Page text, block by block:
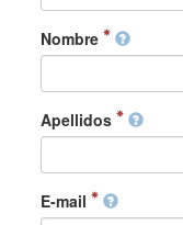
Nombre
Apellidos
E-mail